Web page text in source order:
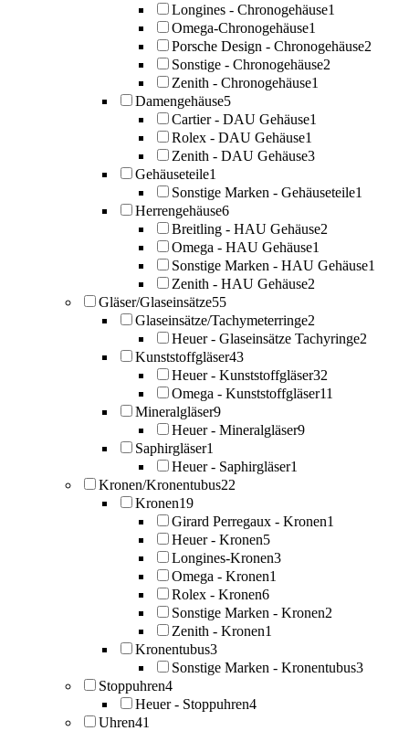
Longines - Chronogehäuse1
Omega-Chronogehäuse1
Porsche Design - Chronogehäuse2
Sonstige - Chronogehäuse2
Zenith - Chronogehäuse1
Damengehäuse5
Cartier - DAU Gehäuse1
Rolex - DAU Gehäuse1
Zenith - DAU Gehäuse3
Gehäuseteile1
Sonstige Marken - Gehäuseteile1
Herrengehäuse6
Breitling - HAU Gehäuse2
Omega - HAU Gehäuse1
Sonstige Marken - HAU Gehäuse1
Zenith - HAU Gehäuse2
Gläser/Glaseinsätze55
Glaseinsätze/Tachymeterringe2
Heuer - Glaseinsätze Tachyringe2
Kunststoffgläser43
Heuer - Kunststoffgläser32
Omega - Kunststoffgläser11
Mineralgläser9
Heuer - Mineralgläser9
Saphirgläser1
Heuer - Saphirgläser1
Kronen/Kronentubus22
Kronen19
Girard Perregaux - Kronen1
Heuer - Kronen5
Longines-Kronen3
Omega - Kronen1
Rolex - Kronen6
Sonstige Marken - Kronen2
Zenith - Kronen1
Kronentubus3
Sonstige Marken - Kronentubus3
Stoppuhren4
Heuer - Stoppuhren4
Uhren41